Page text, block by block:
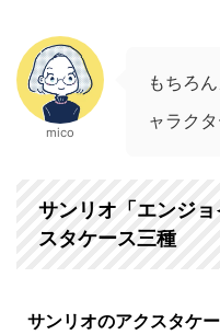
mico
もちろ
ャラク
サンリオ「エンジ
スタケース三種
サンリオのアクスタケ